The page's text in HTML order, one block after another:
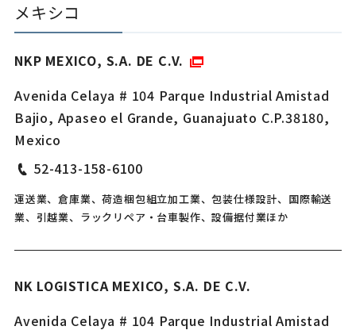
メキシコ
NKP MEXICO, S.A. DE C.V.
Avenida Celaya # 104 Parque Industrial Amistad
Bajio, Apaseo el Grande, Guanajuato C.P.38180,
Mexico
52-413-158-6100
運送業、倉庫業、荷造梱包組立加工業、包装仕様設計、国際輸送
業、引越業、ラックリペア・台車製作、設備据付業ほか
NK LOGISTICA MEXICO, S.A. DE C.V.
Avenida Celaya # 104 Parque Industrial Amistad